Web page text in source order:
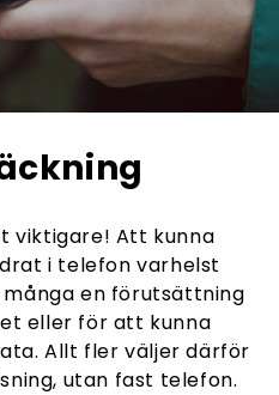
viktigare! Att kunna
i telefon varhelst
en förutsättning
eller för att kunna
Allt fler väljer därför
utan fast telefon.